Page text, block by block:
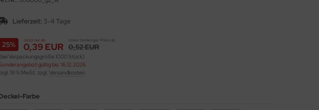
Lieferzeit: 3-4 Tage
Jetzt nur ab
0,39 EUR
Unser bisheriger Preis ab
0,52 EUR
25%
Verpackungsgröße 1000 Stück)
gültig bis: 16.12.2026
19 % MwSt. zzgl. Versandkosten
Farbe